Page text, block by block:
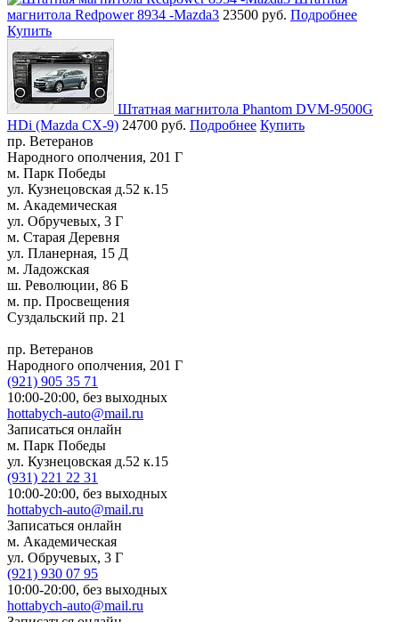
магнитола Redpower 8934 -Mazda3 23500 руб. Подробнее
Купить
Штатная магнитола Phantom DVM-9500G
HDi (Mazda CX-9) 24700 руб. Подробнее Купить
пр. Ветеранов
Народного ополчения, 201 Г
м. Парк Победы
ул. Кузнецовская д.52 к.15
м. Академическая
ул. Обручевых, 3 Г
м. Старая Деревня
ул. Планерная, 15 Д
м. Ладожская
ш. Революции, 86 Б
м. пр. Просвещения
Суздальский пр. 21
пр. Ветеранов
Народного ополчения, 201 Г
(921) 905 35 71
10:00-20:00, без выходных
hottabych-auto@mail.ru
Записаться онлайн
м. Парк Победы
ул. Кузнецовская д.52 к.15
(931) 221 22 31
10:00-20:00, без выходных
hottabych-auto@mail.ru
Записаться онлайн
м. Академическая
ул. Обручевых, 3 Г
(921) 930 07 95
10:00-20:00, без выходных
hottabych-auto@mail.ru